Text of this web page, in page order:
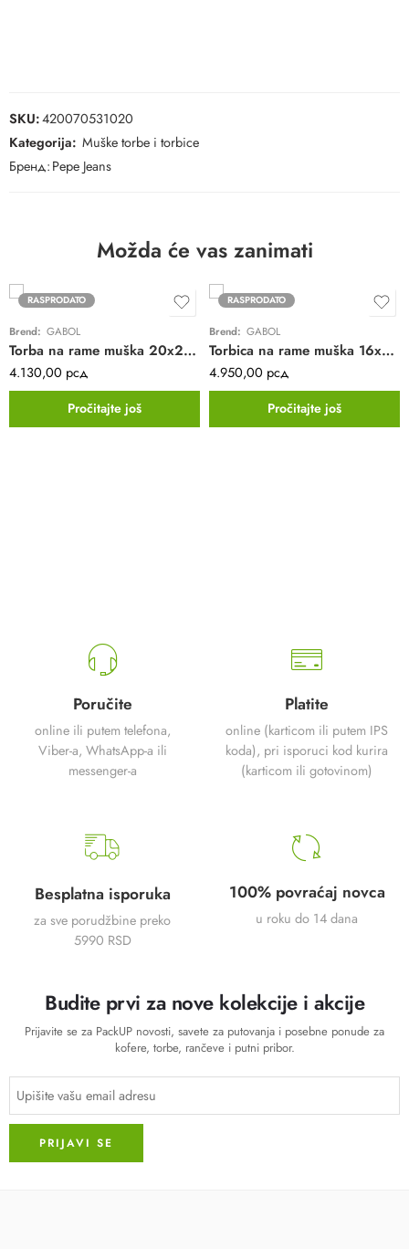
SKU:420070531020
Kategorija: Muške torbe i torbice
Бренд:Pepe Jeans
Možda će vas zanimati
RASPRODATO
Brend: GABOL
Torba na rame muška 20x25x8 cm Ready
4.130,00 рсд
Pročitajte još
RASPRODATO
Brend: GABOL
Torbica na rame muška 16x20x7 cm Snap
4.950,00 рсд
Pročitajte još
Poručite
online ili putem telefona,
Viber-a, WhatsApp-a ili
messenger-a
Platite
online (karticom ili putem IPS
koda), pri isporuci kod kurira
(karticom ili gotovinom)
Besplatna isporuka
za sve porudžbine preko
5990 RSD
100% povraćaj novca
u roku do 14 dana
Budite prvi za nove kolekcije i akcije
Prijavite se za PackUP novosti, savete za putovanja i posebne ponude za
kofere, torbe, rančeve i putni pribor.